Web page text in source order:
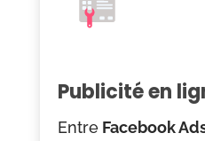
Publicité en
EntreFacebook